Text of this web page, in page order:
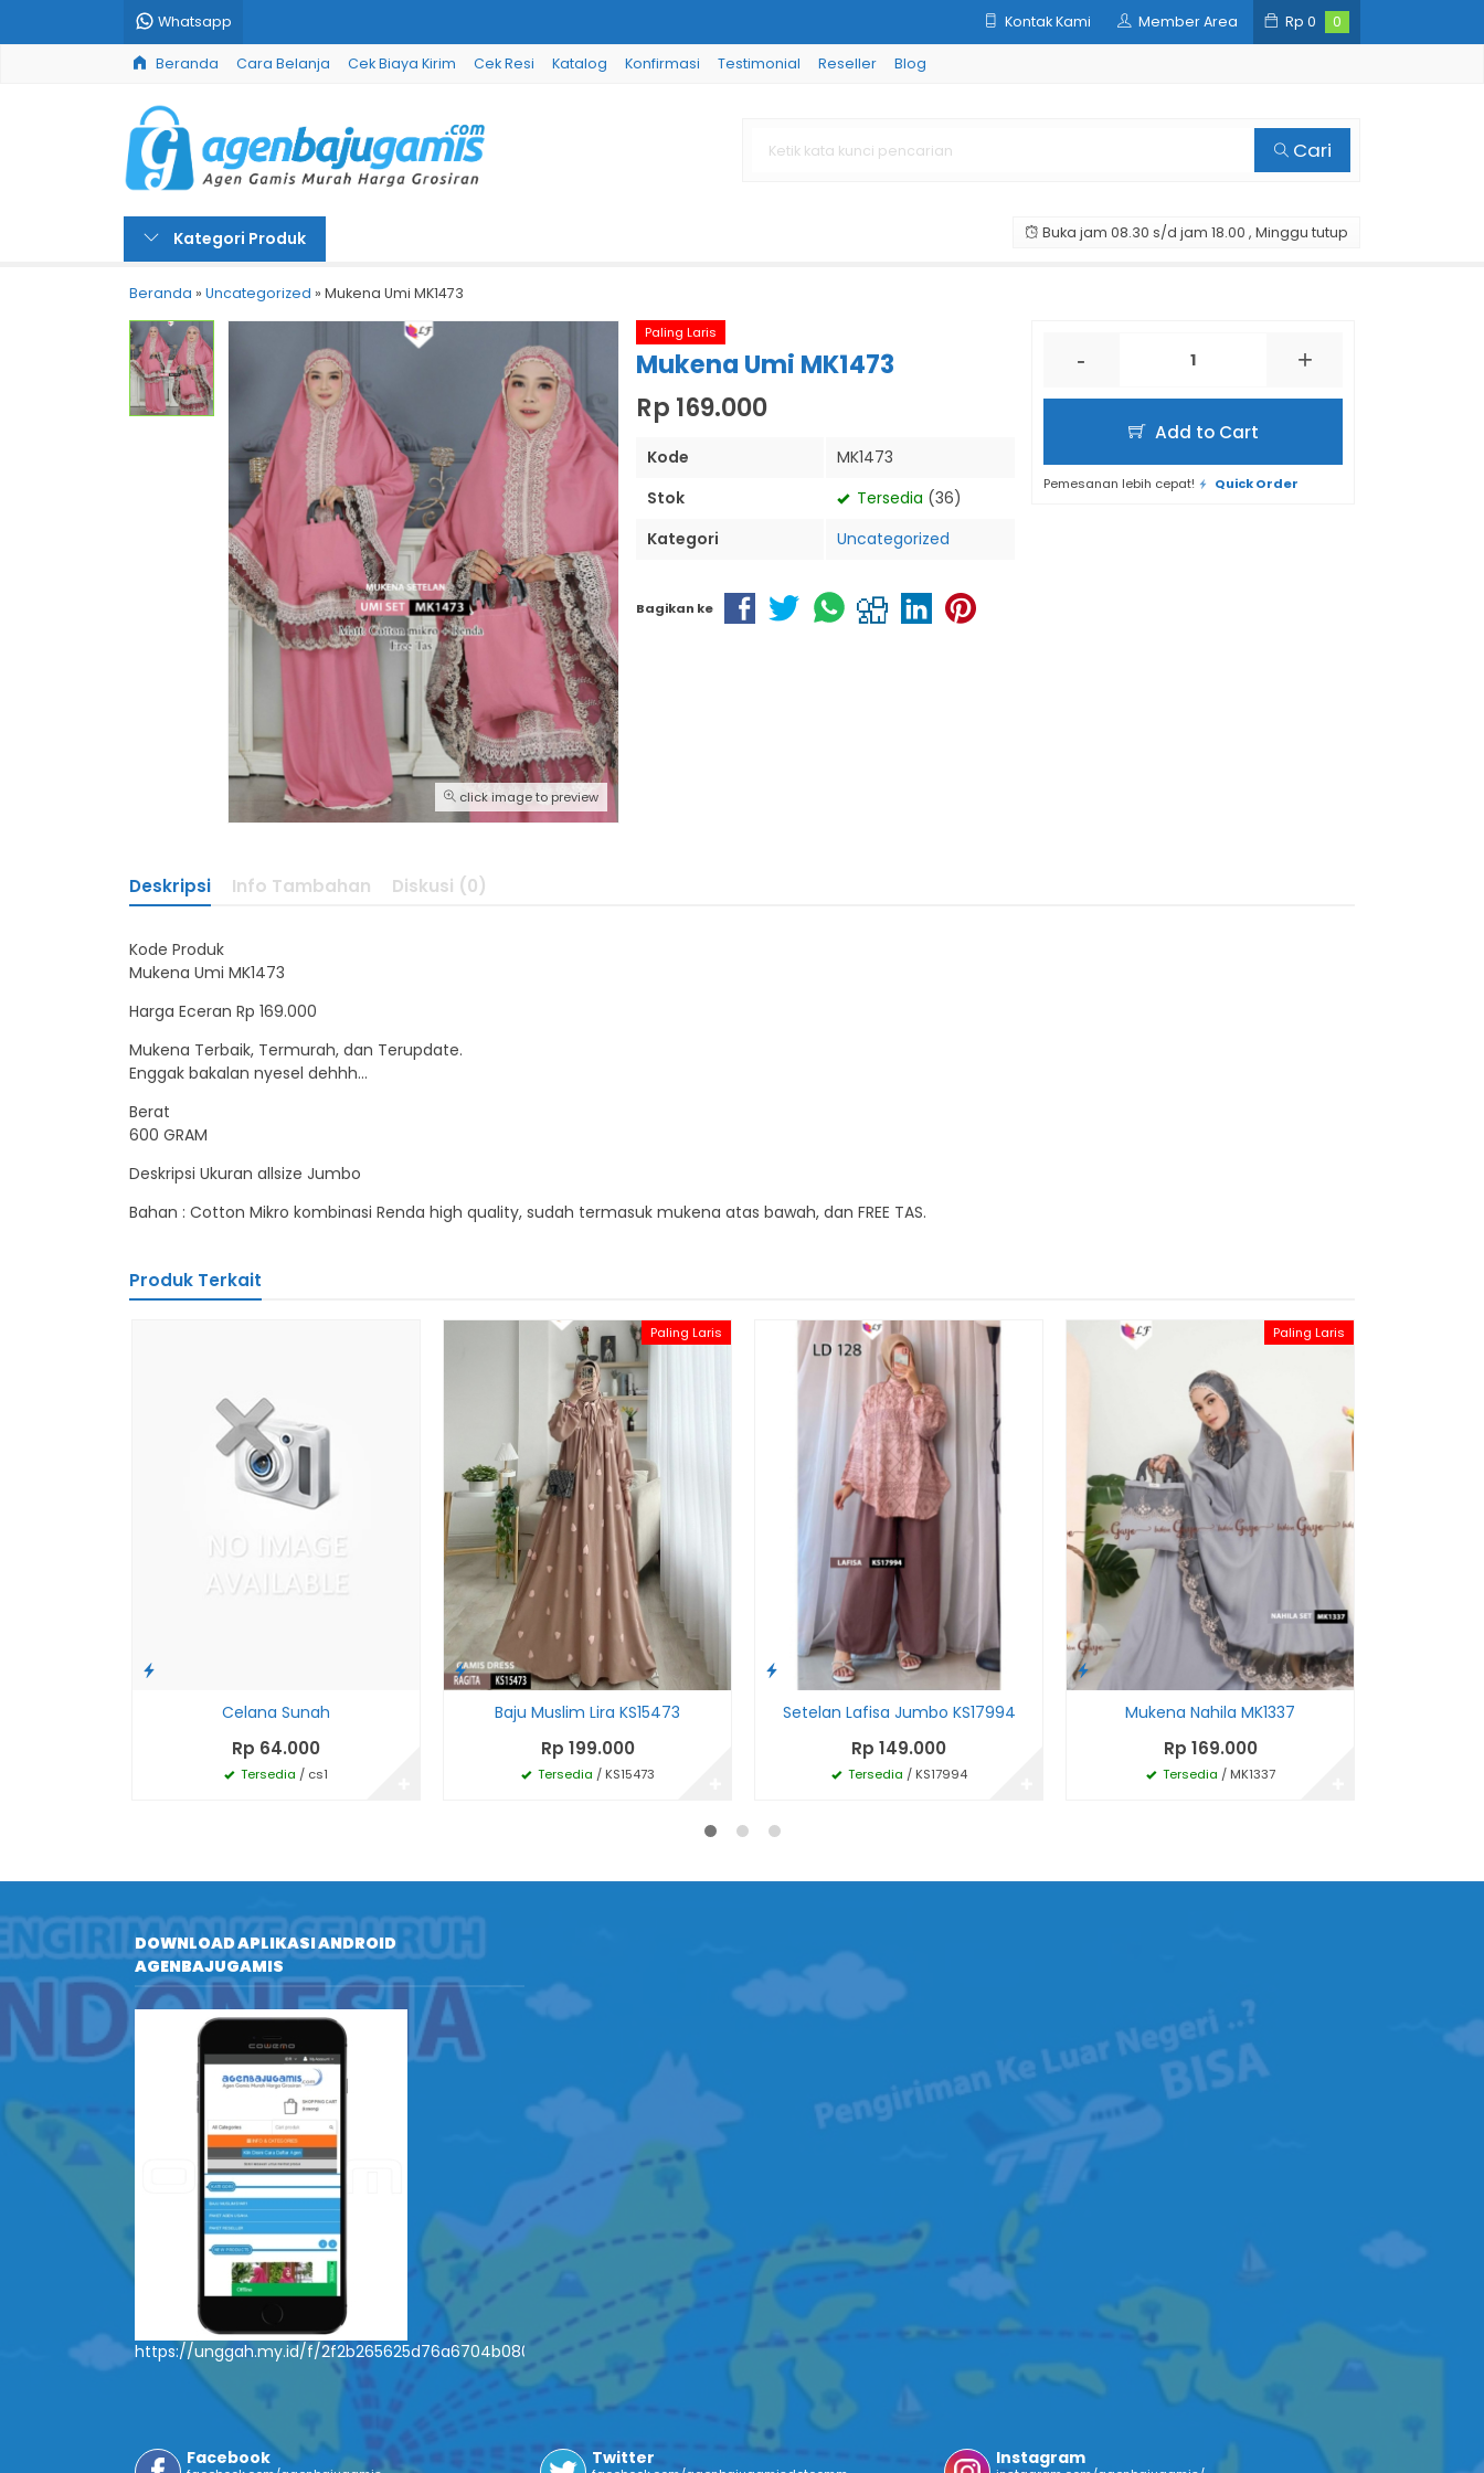
Whatsapp Kontak Kami Member Area Rp 0 0
Beranda Cara Belanja Cek Biaya Kirim Cek Resi Katalog Konfirmasi Testimonial Reseller Blog
Cari
Kategori Produk Buka jam 08.30 s/d jam 18.00 , Minggu tutup
Beranda » Uncategorized » Mukena Umi MK1473
click image to preview
Paling Laris
Mukena Umi MK1473
Rp 169.000
Kode
MK1473
Stok
Tersedia (36)
Kategori
Uncategorized
- +
Add to Cart
Pemesanan lebih cepat! Quick Order
Bagikan ke
Deskripsi Info Tambahan Diskusi (0)
Kode Produk
Mukena Umi MK1473
Harga Eceran Rp 169.000
Mukena Terbaik, Termurah, dan Terupdate.
Enggak bakalan nyesel dehhh…
Berat
600 GRAM
Deskripsi Ukuran allsize Jumbo
Bahan : Cotton Mikro kombinasi Renda high quality, sudah termasuk mukena atas bawah, dan FREE TAS.
Produk Terkait
Celana Sunah
Rp 64.000
Tersedia / cs1
Paling Laris
Baju Muslim Lira KS15473
Rp 199.000
Tersedia / KS15473
Setelan Lafisa Jumbo KS17994
Rp 149.000
Tersedia / KS17994
Paling Laris
Mukena Nahila MK1337
Rp 169.000
Tersedia / MK1337
DOWNLOAD APLIKASI ANDROID
AGENBAJUGAMIS
https://unggah.my.id/f/2f2b265625d76a6704b08093c652fd79
Facebook Twitter Instagram